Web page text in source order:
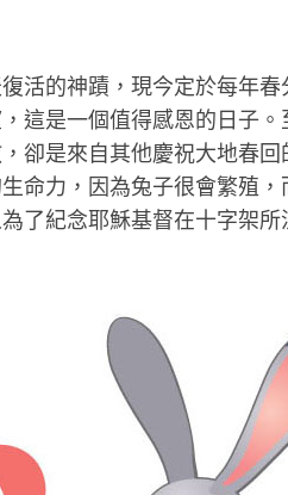
活的神蹟，現今定於每年春
這是一個值得感恩的日子。
卻是來自其他慶祝大地春回
命力，因為兔子很會繁殖，
了紀念耶穌基督在十字架所